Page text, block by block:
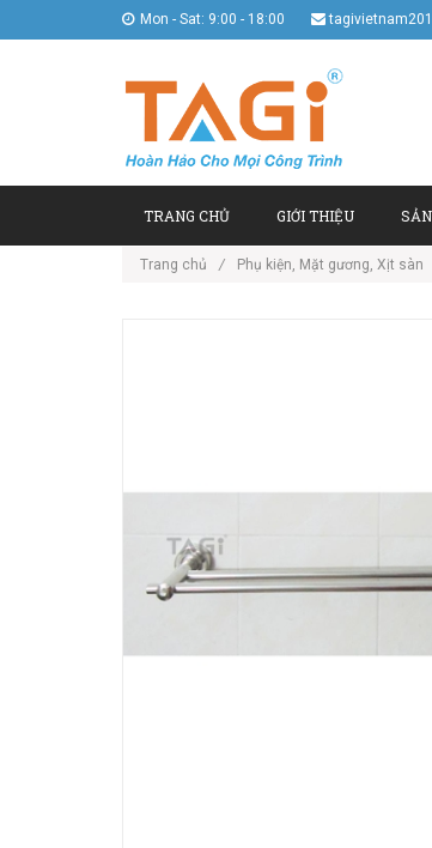
Mon - Sat: 9:00 - 18:00
TRANG CHỦ GIỚI THIỆU
Trang chủ / Phụ kiện, Mặt gương, Xịt sàn